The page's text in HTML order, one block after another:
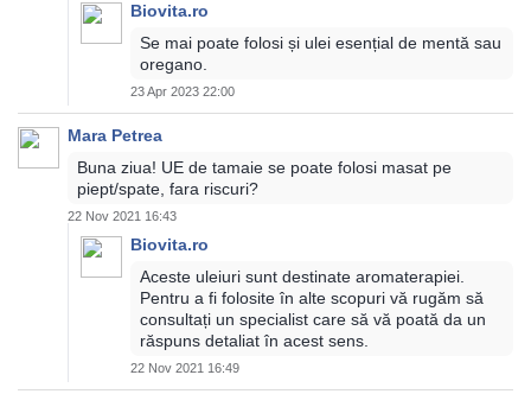
Biovita.ro
Se mai poate folosi și ulei esențial de mentă sau
oregano.
23 Apr 2023 22:00
Mara Petrea
Buna ziua! UE de tamaie se poate folosi masat pe
piept/spate, fara riscuri?
22 Nov 2021 16:43
Biovita.ro
Aceste uleiuri sunt destinate aromaterapiei.
Pentru a fi folosite în alte scopuri vă rugăm să
consultați un specialist care să vă poată da un
răspuns detaliat în acest sens.
22 Nov 2021 16:49